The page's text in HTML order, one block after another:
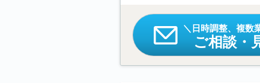
日時調整、複数
ご相談・